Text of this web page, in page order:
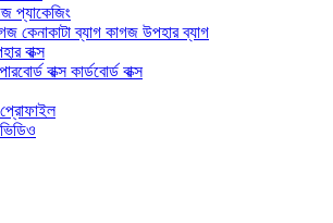
প্যাকেজিং
কেনাকাটা ব্যাগ কাগজ উপহার ব্যাগ
বাক্স
বাক্স কার্ডবোর্ড বাক্স